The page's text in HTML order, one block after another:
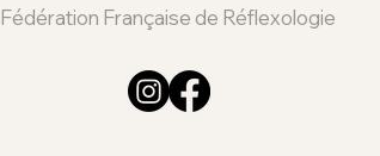
Fédération Française de Réflexologie